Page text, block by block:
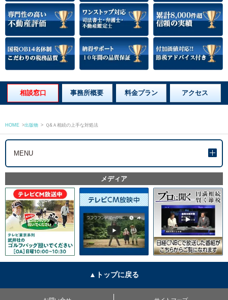
相談窓口 事務所概要 料金プラン アクセス
HOME >出版物 > Ｑ&Ａ相続の上手な対処法
MENU
メディア
▲トップに戻る